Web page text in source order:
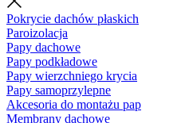
Pokrycie dachów płaskich
Paroizolacja
Papy dachowe
Papy podkładowe
Papy wierzchniego krycia
Papy samoprzylepne
Akcesoria do montażu pap
Membrany dachowe